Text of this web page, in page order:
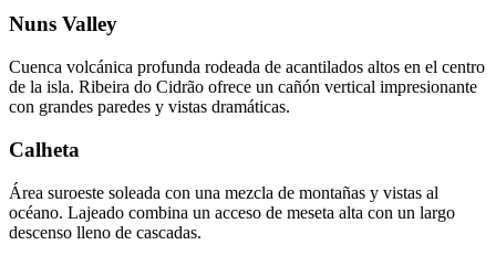
Nuns Valley
Cuenca volcánica profunda rodeada de acantilados altos en el centro
de la isla. Ribeira do Cidrão ofrece un cañón vertical impresionante
con grandes paredes y vistas dramáticas.
Calheta
Área suroeste soleada con una mezcla de montañas y vistas al
océano. Lajeado combina un acceso de meseta alta con un largo
descenso lleno de cascadas.